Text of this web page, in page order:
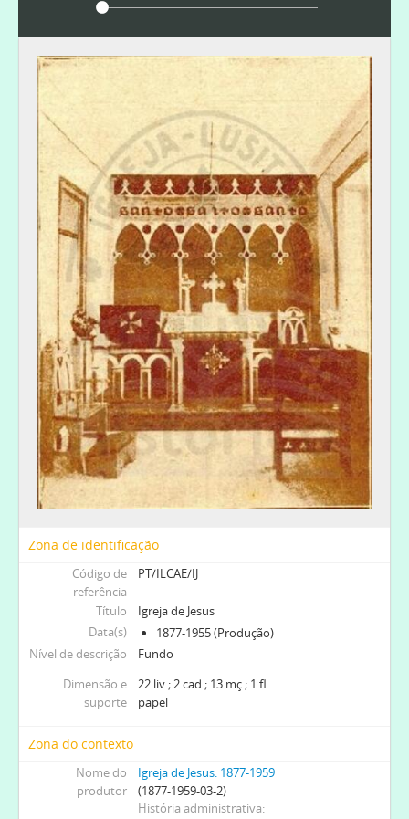
Zona de identificação
Código de
referência
PT/ILCAE/IJ
Título
Igreja de Jesus
Data(s)
1877-1955 (Produção)
Nível de descrição
Fundo
Dimensão e
suporte
22 liv.; 2 cad.; 13 mç.; 1 fl.
papel
Zona do contexto
Nome do
produtor
Igreja de Jesus. 1877-1959
(1877-1959-03-2)
História administrativa